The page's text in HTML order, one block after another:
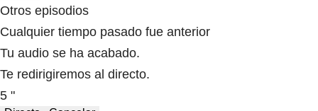
Otros episodios
Cualquier tiempo pasado fue anterior
Tu audio se ha acabado.
Te redirigiremos al directo.
5 "